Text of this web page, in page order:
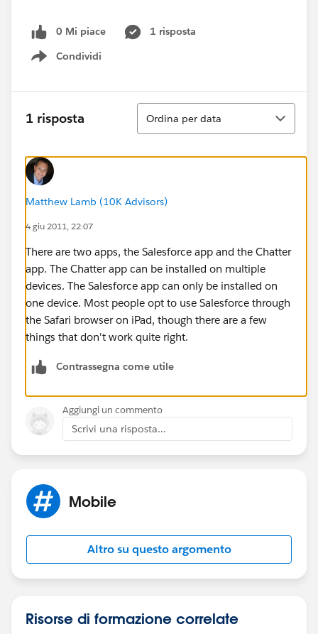
0 Mi piace
1 risposta
Condividi
Show menu
1 risposta
Ordina
Ordina per data
Matthew Lamb (10K Advisors)
4 giu 2011, 22:07
There are two apps, the Salesforce app and the Chatter
app. The Chatter app can be installed on multiple
devices. The Salesforce app can only be installed on
one device. Most people opt to use Salesforce through
the Safari browser on iPad, though there are a few
things that don't work quite right.
Contrassegna come utile
Aggiungi un commento
Scrivi una risposta...
Mobile
Altro su questo argomento
Risorse di formazione correlate